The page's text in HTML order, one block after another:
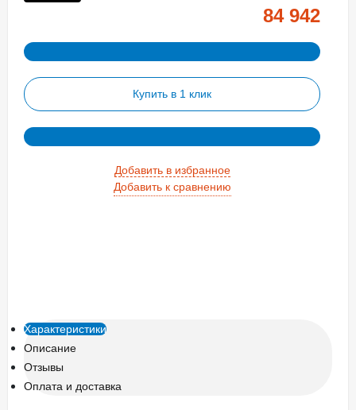
84 942
Купить в 1 клик
Добавить в избранное
Добавить к сравнению
Характеристики
Описание
Отзывы
Оплата и доставка